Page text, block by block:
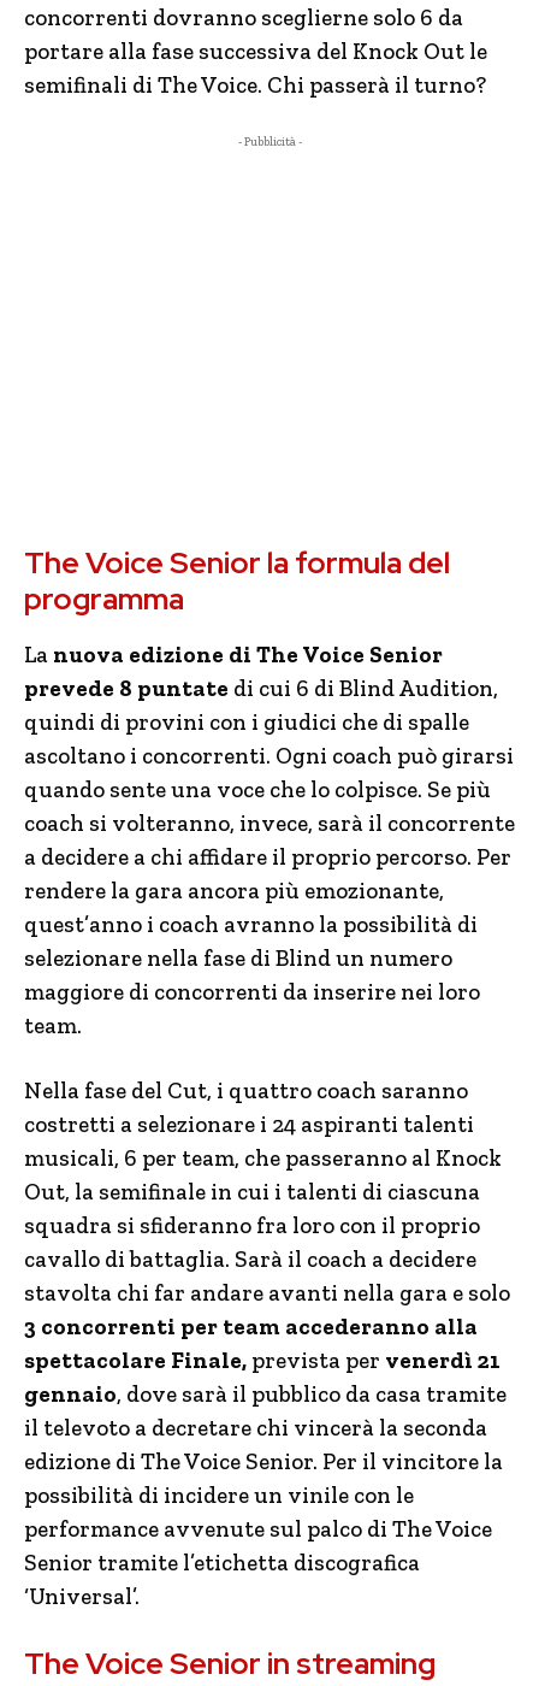
concorrenti dovranno sceglierne solo 6 da
portare alla fase successiva del Knock Out le
semifinali di The Voice. Chi passerà il turno?
- Pubblicità -
The Voice Senior la formula del
programma
La nuova edizione di The Voice Senior
prevede 8 puntate di cui 6 di Blind Audition,
quindi di provini con i giudici che di spalle
ascoltano i concorrenti. Ogni coach può girarsi
quando sente una voce che lo colpisce. Se più
coach si volteranno, invece, sarà il concorrente
a decidere a chi affidare il proprio percorso. Per
rendere la gara ancora più emozionante,
quest’anno i coach avranno la possibilità di
selezionare nella fase di Blind un numero
maggiore di concorrenti da inserire nei loro
team.
Nella fase del Cut, i quattro coach saranno
costretti a selezionare i 24 aspiranti talenti
musicali, 6 per team, che passeranno al Knock
Out, la semifinale in cui i talenti di ciascuna
squadra si sfideranno fra loro con il proprio
cavallo di battaglia. Sarà il coach a decidere
stavolta chi far andare avanti nella gara e solo
3 concorrenti per team accederanno alla
spettacolare Finale, prevista per venerdì 21
gennaio, dove sarà il pubblico da casa tramite
il televoto a decretare chi vincerà la seconda
edizione di The Voice Senior. Per il vincitore la
possibilità di incidere un vinile con le
performance avvenute sul palco di The Voice
Senior tramite l’etichetta discografica
‘Universal’.
The Voice Senior in streaming